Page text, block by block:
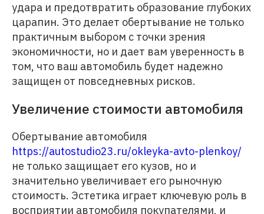
удара и предотвратить образование глубоких
царапин. Это делает обертывание не только
практичным выбором с точки зрения
экономичности, но и дает вам уверенность в
том, что ваш автомобиль будет надежно
защищен от повседневных рисков.
Увеличение стоимости автомобиля
Обертывание автомобиля
https://autostudio23.ru/okleyka-avto-plenkoy/
не только защищает его кузов, но и
значительно увеличивает его рыночную
стоимость. Эстетика играет ключевую роль в
восприятии автомобиля покупателями, и